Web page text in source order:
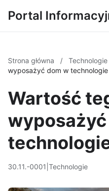
Portal
Strona główna / Technologie
wyposażyć dom w technologie
Wartość
30.11.-0001 Technologie